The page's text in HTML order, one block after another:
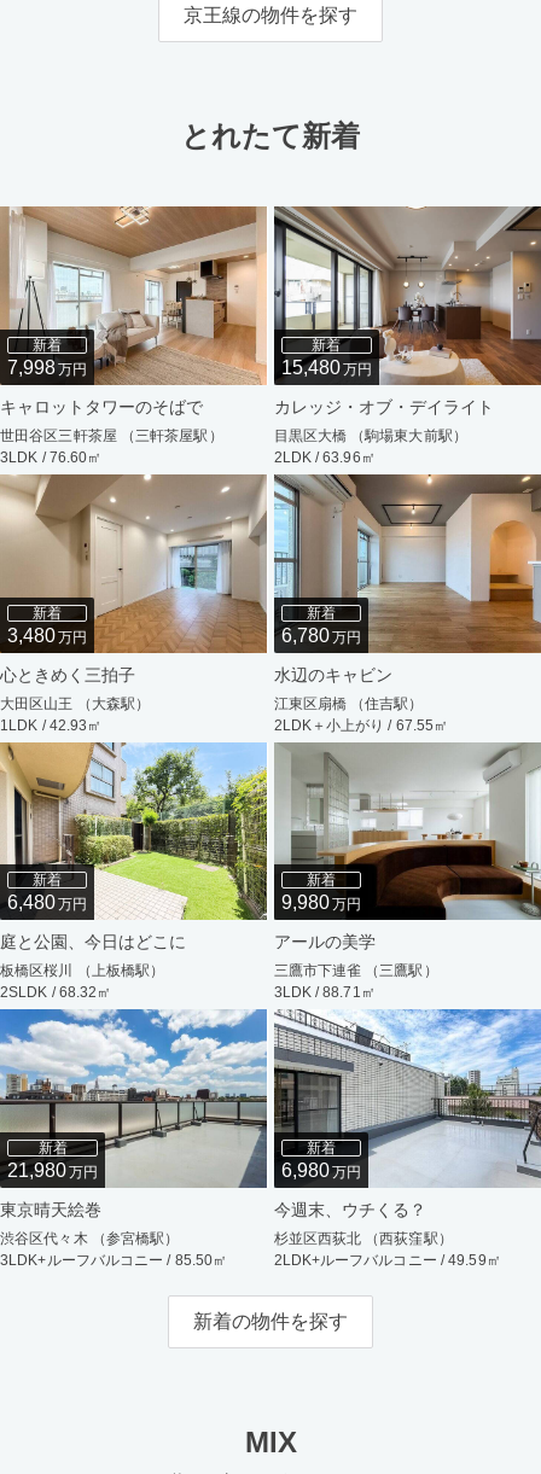
京王線の物件を探す
とれたて新着
新着
7,998万円
キャロットタワーのそばで
世田谷区三軒茶屋 （三軒茶屋駅）
3LDK / 76.60㎡
新着
15,480万円
カレッジ・オブ・デイライト
目黒区大橋 （駒場東大前駅）
2LDK / 63.96㎡
新着
3,480万円
心ときめく三拍子
大田区山王 （大森駅）
1LDK / 42.93㎡
新着
6,780万円
水辺のキャビン
江東区扇橋 （住吉駅）
2LDK＋小上がり / 67.55㎡
新着
6,480万円
庭と公園、今日はどこに
板橋区桜川 （上板橋駅）
2SLDK / 68.32㎡
新着
9,980万円
アールの美学
三鷹市下連雀 （三鷹駅）
3LDK / 88.71㎡
新着
21,980万円
東京晴天絵巻
渋谷区代々木 （参宮橋駅）
3LDK+ルーフバルコニー / 85.50㎡
新着
6,980万円
今週末、ウチくる？
杉並区西荻北 （西荻窪駅）
2LDK+ルーフバルコニー / 49.59㎡
新着の物件を探す
MIX